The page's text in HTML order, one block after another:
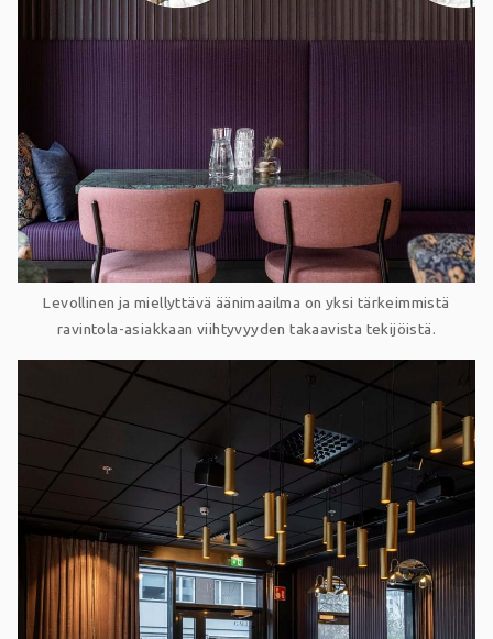
Levollinen ja miellyttävä äänimaailma on yksi tärkeimmistä
ravintola-asiakkaan viihtyvyyden takaavista tekijöistä.